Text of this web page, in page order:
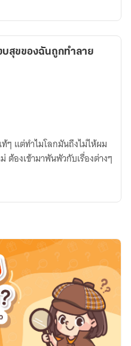
บสุขของฉันถูกทำลาย
ๆ แต่ทำไมโลกมันถึงไม่ไห้ผม